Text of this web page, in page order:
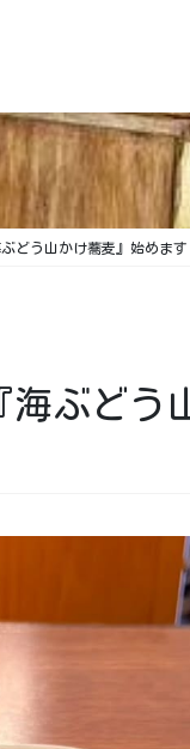
どう山かけ蕎麦』始めます
ぶどう